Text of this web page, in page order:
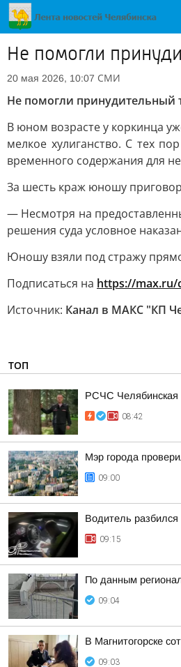
Не помогли
20 мая 2026, 10:07 СМИ
Не помогли принудительный
В юном возрасте у коркинца
мелкое хулиганство. С тех
временного содержания для
За шесть краж юношу
— Несмотря на
решения суда условное
Юношу взяли под стражу
Подписаться на https://max.ru/
Источник: Канал в МАКС "КП
ТОП
РСЧС Челябинская
08:42
Мэр города
09:00
Водитель разбился
09:15
По данным
09:04
В Магнитогорске
09:03